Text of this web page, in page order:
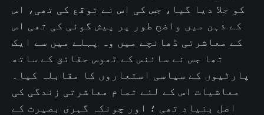
کو جلا دیا گیا، جس کی اس نے توقع کی تھی، اس
کے ذہن میں واضح طور پر پیش گوئی کی تھی اس
کے معاشرتی ڈھانچے میں وہ پہلے میں سے ایک
تھا جس نے سائنس کے ٹھوس حقائق کے ساتھ
پارٹیوں کے سیاسی استعاروں کا مقابلہ کیا۔
معاشیات اس کے لئے تمام معاشرتی زندگی کی
اصل بنیاد تھی ؛ اور چونکہ گہری بصیرت کے